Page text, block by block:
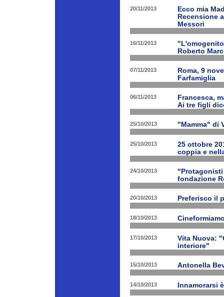
20/11/2013
Ecco mia
Recensione
Messori
16/11/2013
Roberto
07/11/2013
Roma, 9
Farfamiglia
06/11/2013
Francesca,
Ai tre figli
25/10/2013 "Mamma" di
25/10/2013
25 ottobre
coppia e
24/10/2013
fondazione
20/10/2013 Preferisco il
18/10/2013
17/10/2013
Vita Nuova:
interiore"
15/10/2013 Antonella
14/10/2013 Innamorarsi